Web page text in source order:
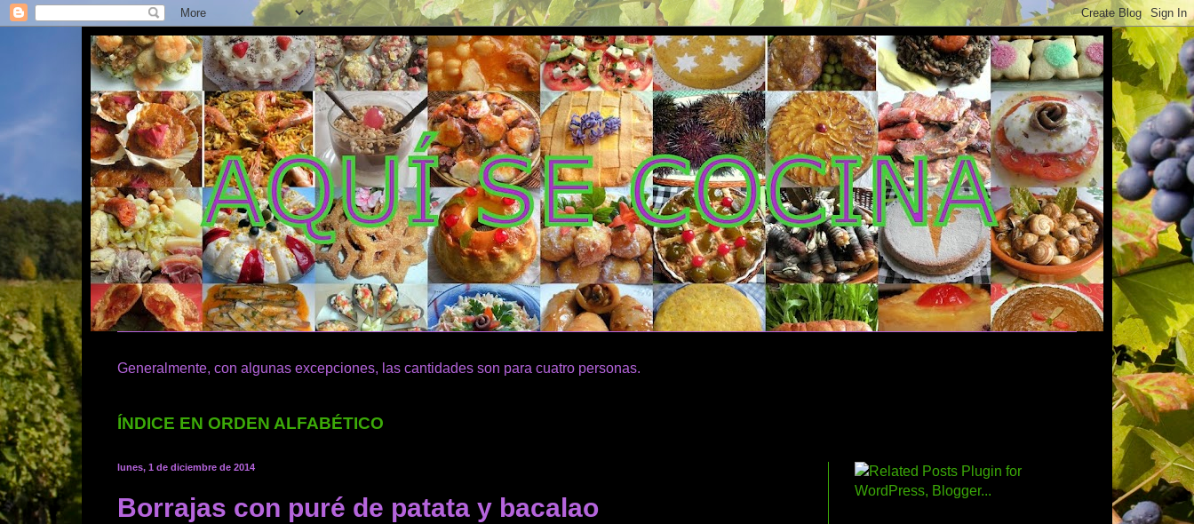
Generalmente, con algunas excepciones, las cantidades son para cuatro personas.
ÍNDICE EN ORDEN ALFABÉTICO
lunes, 1 de diciembre de 2014
Borrajas con puré de patata y bacalao